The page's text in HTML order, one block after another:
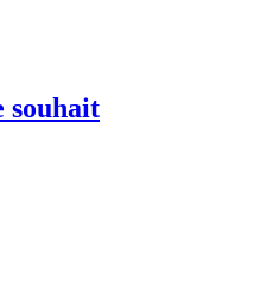
souhait